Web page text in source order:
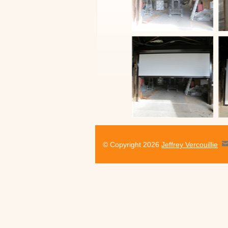
© Copyright 2026 Jeffrey Vercouillie